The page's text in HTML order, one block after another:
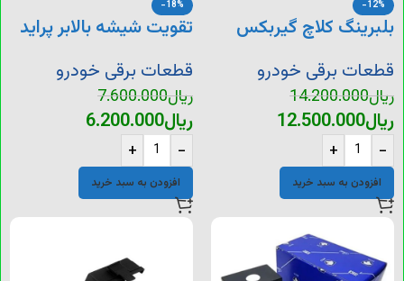
-12%
بلبرینگ کلاچ گیربکس
قطعات برقی خودرو
ریال14.200.000
ریال12.500.000
-
+
افزودن به سبد خرید
-18%
تقویت شیشه بالابر پراید
قطعات برقی خودرو
ریال7.600.000
ریال6.200.000
-
+
افزودن به سبد خرید